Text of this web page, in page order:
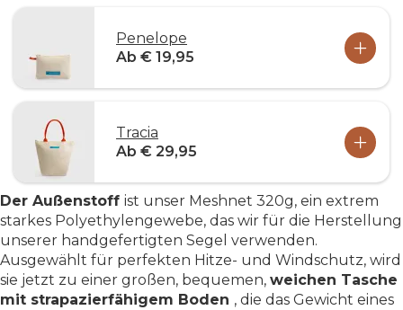
Penelope
Ab € 19,95
Tracia
Ab € 29,95
Der Außenstoff ist unser Meshnet 320g, ein extrem
starkes Polyethylengewebe, das wir für die Herstellung
unserer handgefertigten Segel verwenden.
Ausgewählt für perfekten Hitze- und Windschutz, wird
sie jetzt zu einer großen, bequemen, weichen Tasche
mit strapazierfähigem Boden , die das Gewicht eines